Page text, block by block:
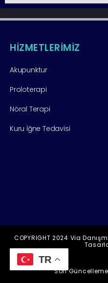
HİZMETLERİMİZ
Akupunktur
Proloterapi
Nöral Terapi
Kuru İğne Tedavisi
COPYRIGHT 2024 Via
Son
TR